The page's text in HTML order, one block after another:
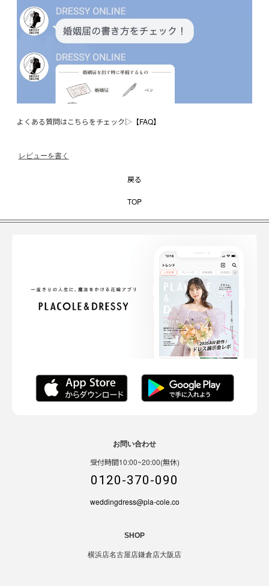
よくある質問はこちらをチェック▷ 【FAQ】
レビューを書く
戻る
TOP
お問い合わせ
受付時間10:00~20:00(無休)
0120-370-090
weddingdress@pla-cole.co
SHOP
横浜店名古屋店鎌倉店大阪店